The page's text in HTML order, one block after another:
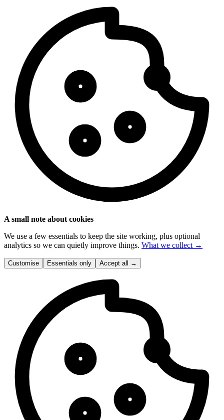
A small note about cookies
We use a few essentials to keep the site working, plus optional
analytics so we can quietly improve things. What we collect →
Customise Essentials only Accept all →